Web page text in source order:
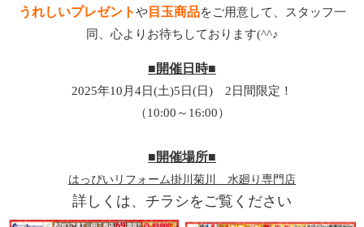
うれしいプレゼントや目玉商品をご用意して、スタッフ一
同、心よりお待ちしております(^^♪
■開催日時■
2025年10月4日(土)5日(日) 2日間限定！
（10:00～16:00）
■開催場所■
はっぴいリフォーム掛川菊川 水廻り専門店
詳しくは、チラシをご覧ください